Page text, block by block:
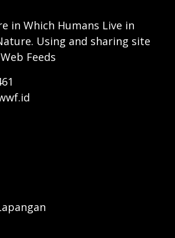
in Which Humans Live in
Using and sharing site
Feeds